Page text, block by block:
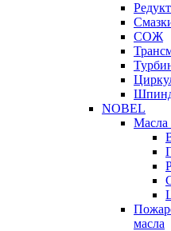
СОЖ
NOBEL
Масла
масла